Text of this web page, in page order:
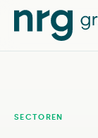
SECTOREN